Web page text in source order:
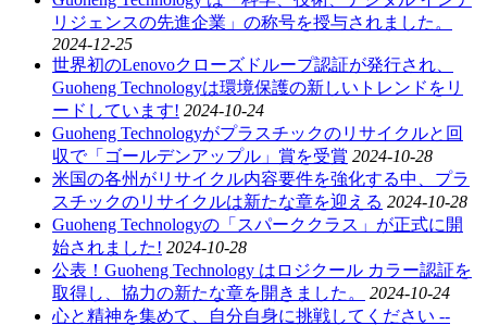
リジェンスの先進企業」の称号を授与されました。
2024-12-25
世界初のLenovoクローズドループ認証が発行され、
Guoheng Technologyは環境保護の新しいトレンドをリ
ードしています! 2024-10-24
Guoheng Technologyがプラスチックのリサイクルと回
収で「ゴールデンアップル」賞を受賞 2024-10-28
米国の各州がリサイクル内容要件を強化する中、プラ
スチックのリサイクルは新たな章を迎える 2024-10-28
Guoheng Technologyの「スパーククラス」が正式に開
始されました! 2024-10-28
公表！Guoheng Technology はロジクール カラー認証を
取得し、協力の新たな章を開きました。
2024-10-24
心と精神を集めて、自分自身に挑戦してください --